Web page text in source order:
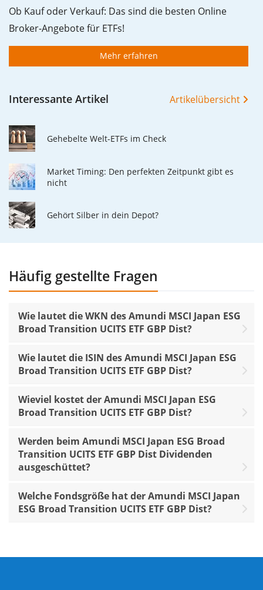
Ob Kauf oder Verkauf: Das sind die besten Online
Broker-Angebote für ETFs!
Mehr erfahren
Interessante Artikel Artikelübersicht
Gehebelte Welt-ETFs im Check
Market Timing: Den perfekten Zeitpunkt gibt es
nicht
Gehört Silber in dein Depot?
Häufig gestellte Fragen
Wie lautet die WKN des Amundi MSCI Japan ESG
Broad Transition UCITS ETF GBP Dist?
Wie lautet die ISIN des Amundi MSCI Japan ESG
Broad Transition UCITS ETF GBP Dist?
Wieviel kostet der Amundi MSCI Japan ESG
Broad Transition UCITS ETF GBP Dist?
Werden beim Amundi MSCI Japan ESG Broad
Transition UCITS ETF GBP Dist Dividenden
ausgeschüttet?
Welche Fondsgröße hat der Amundi MSCI Japan
ESG Broad Transition UCITS ETF GBP Dist?